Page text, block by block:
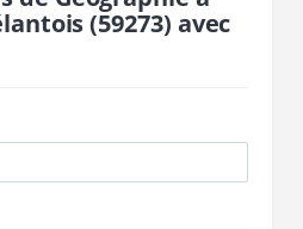
(59273) avec